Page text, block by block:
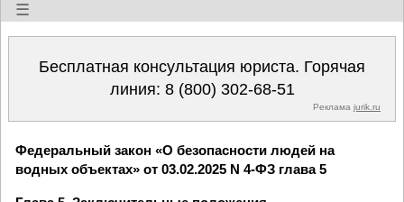
☰
Бесплатная консультация юриста. Горячая
линия: 8 (800) 302-68-51
Реклама jurik.ru
Федеральный закон «О безопасности людей на
водных объектах» от 03.02.2025 N 4-ФЗ глава 5